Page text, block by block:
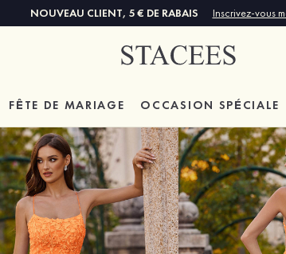
NOUVEAU CLIENT, 5 € DE RABAIS Inscrivez-vous
FÊTE DE MARIAGE OCCASION SPÉCIALE